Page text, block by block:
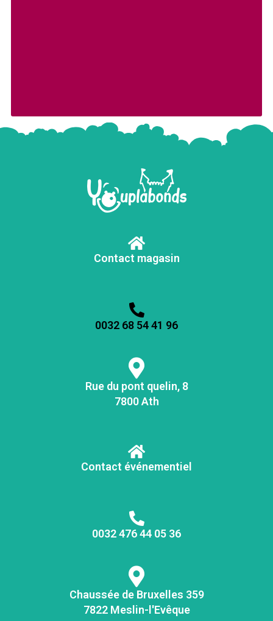
Contact magasin
0032 68 54 41 96
Rue du pont quelin, 8
7800 Ath
Contact événementiel
0032 476 44 05 36
Chaussée de Bruxelles 359
7822 Meslin-l'Evêque